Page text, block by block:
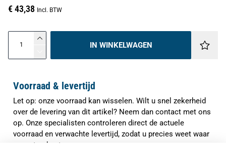
€ 43,38 Incl. BTW
IN WINKELWAGEN
Voorraad & levertijd
Let op: onze voorraad kan wisselen. Wilt u snel zekerheid
over de levering van dit artikel? Neem dan contact met ons
op. Onze specialisten controleren direct de actuele
voorraad en verwachte levertijd, zodat u precies weet waar
u aan toe bent.